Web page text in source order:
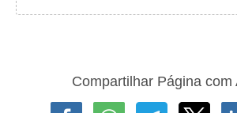
Compartilhar Página com